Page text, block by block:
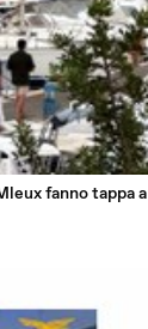
fanno tappa a